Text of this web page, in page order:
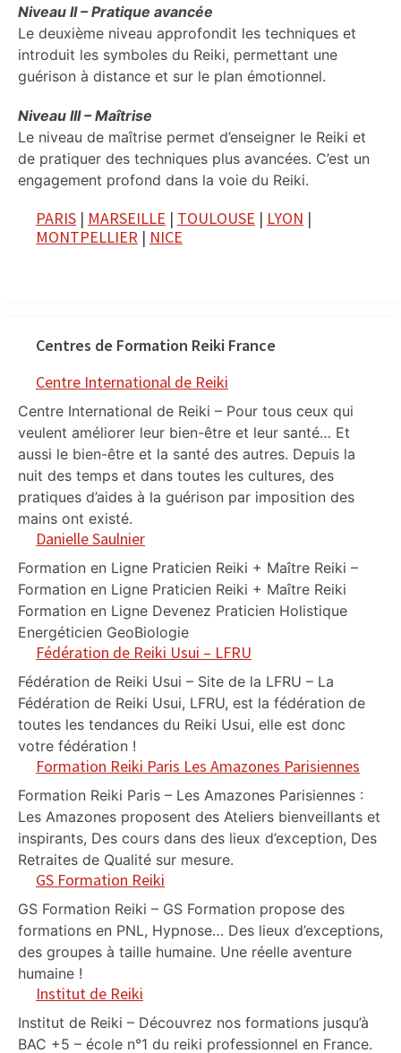
Niveau II – Pratique avancée
Le deuxième niveau approfondit les techniques et
introduit les symboles du Reiki, permettant une
guérison à distance et sur le plan émotionnel.
Niveau III – Maîtrise
Le niveau de maîtrise permet d’enseigner le Reiki et
de pratiquer des techniques plus avancées. C’est un
engagement profond dans la voie du Reiki.
PARIS | MARSEILLE | TOULOUSE | LYON |
MONTPELLIER | NICE
Centres de Formation Reiki France
Centre International de Reiki
Centre International de Reiki – Pour tous ceux qui
veulent améliorer leur bien-être et leur santé… Et
aussi le bien-être et la santé des autres. Depuis la
nuit des temps et dans toutes les cultures, des
pratiques d’aides à la guérison par imposition des
mains ont existé.
Danielle Saulnier
Formation en Ligne Praticien Reiki + Maître Reiki –
Formation en Ligne Praticien Reiki + Maître Reiki
Formation en Ligne Devenez Praticien Holistique
Energéticien GeoBiologie
Fédération de Reiki Usui – LFRU
Fédération de Reiki Usui – Site de la LFRU – La
Fédération de Reiki Usui, LFRU, est la fédération de
toutes les tendances du Reiki Usui, elle est donc
votre fédération !
Formation Reiki Paris Les Amazones Parisiennes
Formation Reiki Paris – Les Amazones Parisiennes :
Les Amazones proposent des Ateliers bienveillants et
inspirants, Des cours dans des lieux d’exception, Des
Retraites de Qualité sur mesure.
GS Formation Reiki
GS Formation Reiki – GS Formation propose des
formations en PNL, Hypnose… Des lieux d’exceptions,
des groupes à taille humaine. Une réelle aventure
humaine !
Institut de Reiki
Institut de Reiki – Découvrez nos formations jusqu’à
BAC +5 – école n°1 du reiki professionnel en France.